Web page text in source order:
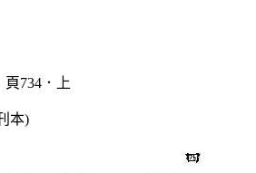
734．上
本)